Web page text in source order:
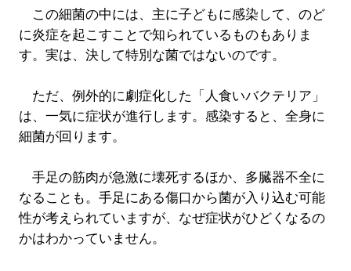
この細菌の中には、主に子どもに感染して、のど
に炎症を起こすことで知られているものもありま
す。実は、決して特別な菌ではないのです。
ただ、例外的に劇症化した「人食いバクテリア」
は、一気に症状が進行します。感染すると、全身に
細菌が回ります。
手足の筋肉が急激に壊死するほか、多臓器不全に
なることも。手足にある傷口から菌が入り込む可能
性が考えられていますが、なぜ症状がひどくなるの
かはわかっていません。